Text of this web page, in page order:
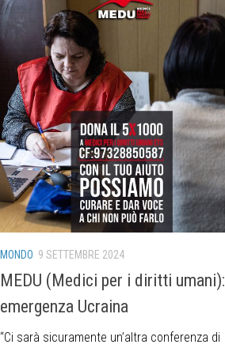
MONDO 9 SETTEMBRE 2024
MEDU (Medici per i diritti umani):
emergenza Ucraina
“Ci sarà sicuramente un’altra conferenza di